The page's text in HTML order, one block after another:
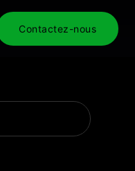
Contactez-nous